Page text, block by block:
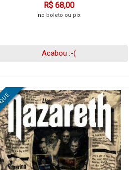
R$ 68,00
no boleto ou pix
Acabou :-(